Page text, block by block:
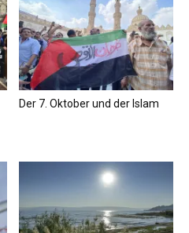
Der 7. Oktober und der Islam